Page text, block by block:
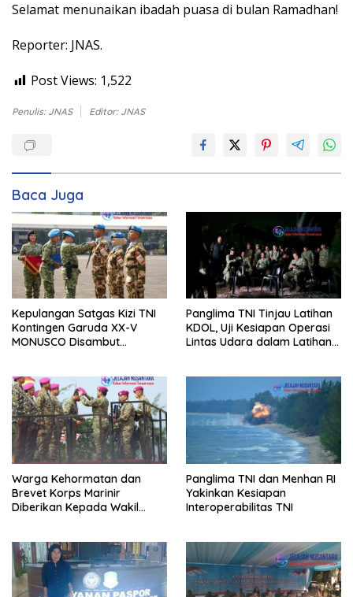
Selamat menunaikan ibadah puasa di bulan Ramadhan!
Reporter: JNAS.
Post Views: 1,522
Penulis: JNAS Editor: JNAS
Baca Juga
Kepulangan Satgas Kizi TNI
Kontingen Garuda XX-V
MONUSCO Disambut
Panglima TNI Tinjau Latihan
KDOL, Uji Kesiapan Operasi
Lintas Udara dalam Latihan
Warga Kehormatan dan
Brevet Korps Marinir
Diberikan Kepada Wakil
Panglima TNI dan Menhan RI
Yakinkan Kesiapan
Interoperabilitas TNI